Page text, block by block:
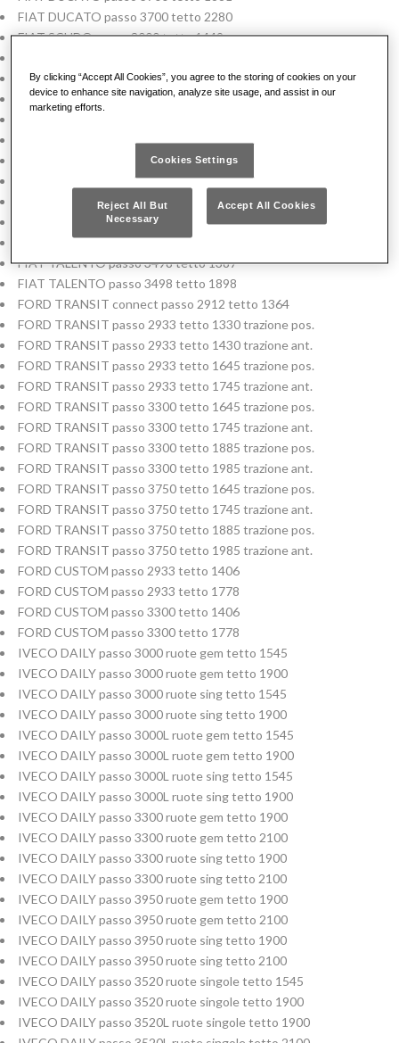
FIAT DUCATO passo 3700 tetto 2280
FIAT SCUDO passo 3000 tetto 1449
FIAT DUCATO passo 3000 tetto 1662
FIAT DUCATO passo 3450 tetto 1662
FIAT DUCATO passo 4035 tetto 1932
FIAT DUCATO passo 4035 tetto 2172
FIAT DUCATO passo 4035XL tetto 1932
FIAT DUCATO passo 4035XL tetto 2172
FIAT TALENTO passo 3098 tetto 1387
FIAT TALENTO passo 3098 tetto 1898
FIAT TALENTO passo 3498 tetto 1387
FIAT TALENTO passo 3498 tetto 1898
FORD TRANSIT connect passo 2912 tetto 1364
FORD TRANSIT passo 2933 tetto 1330 trazione pos.
FORD TRANSIT passo 2933 tetto 1430 trazione ant.
FORD TRANSIT passo 2933 tetto 1645 trazione pos.
FORD TRANSIT passo 2933 tetto 1745 trazione ant.
FORD TRANSIT passo 3300 tetto 1645 trazione pos.
FORD TRANSIT passo 3300 tetto 1745 trazione ant.
FORD TRANSIT passo 3300 tetto 1885 trazione pos.
FORD TRANSIT passo 3300 tetto 1985 trazione ant.
FORD TRANSIT passo 3750 tetto 1645 trazione pos.
FORD TRANSIT passo 3750 tetto 1745 trazione ant.
FORD TRANSIT passo 3750 tetto 1885 trazione pos.
FORD TRANSIT passo 3750 tetto 1985 trazione ant.
FORD CUSTOM passo 2933 tetto 1406
FORD CUSTOM passo 2933 tetto 1778
FORD CUSTOM passo 3300 tetto 1406
FORD CUSTOM passo 3300 tetto 1778
IVECO DAILY passo 3000 ruote gem tetto 1545
IVECO DAILY passo 3000 ruote gem tetto 1900
IVECO DAILY passo 3000 ruote sing tetto 1545
IVECO DAILY passo 3000 ruote sing tetto 1900
IVECO DAILY passo 3000L ruote gem tetto 1545
IVECO DAILY passo 3000L ruote gem tetto 1900
IVECO DAILY passo 3000L ruote sing tetto 1545
IVECO DAILY passo 3000L ruote sing tetto 1900
IVECO DAILY passo 3300 ruote gem tetto 1900
IVECO DAILY passo 3300 ruote gem tetto 2100
IVECO DAILY passo 3300 ruote sing tetto 1900
IVECO DAILY passo 3300 ruote sing tetto 2100
IVECO DAILY passo 3950 ruote gem tetto 1900
IVECO DAILY passo 3950 ruote gem tetto 2100
IVECO DAILY passo 3950 ruote sing tetto 1900
IVECO DAILY passo 3950 ruote sing tetto 2100
IVECO DAILY passo 3520 ruote singole tetto 1545
IVECO DAILY passo 3520 ruote singole tetto 1900
IVECO DAILY passo 3520L ruote singole tetto 1900
By clicking “Accept All Cookies”, you agree to the storing of cookies on your
device to enhance site navigation, analyze site usage, and assist in our
marketing efforts.
Cookies Settings
Reject All But
Necessary
Accept All Cookies